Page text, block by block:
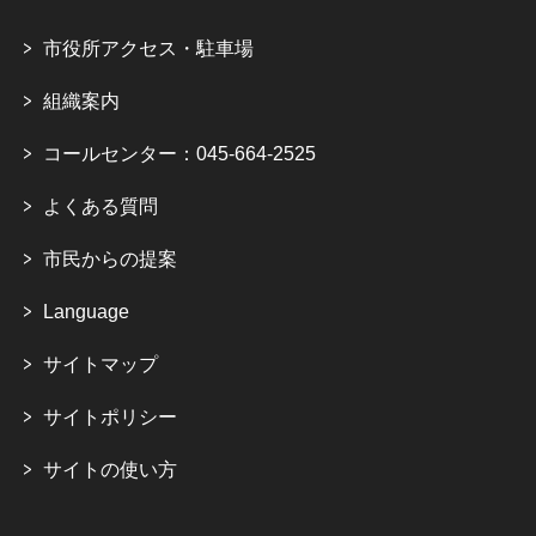
市役所アクセス・駐車場
組織案内
コールセンター：045-664-2525
よくある質問
市民からの提案
Language
サイトマップ
サイトポリシー
サイトの使い方